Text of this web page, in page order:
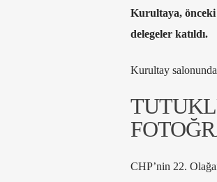
Kurultaya, önceki
delegeler katıldı.
Kurultay
CHP’nin 22.